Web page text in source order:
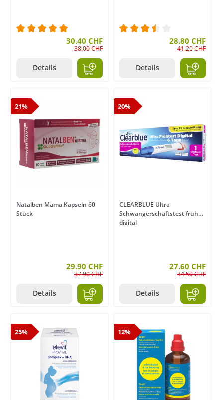
Durchschnittliche Bewertung von 5 von 5 Sternen
30.40 CHF
38.00 CHF
Details
Durchschnittliche
28.80 CHF
41.20 CHF
Details
21%
Natalben Mama Kapseln 60
Stück
29.90 CHF
37.90 CHF
Details
20%
CLEARBLUE Ultra
Schwangerschaftstest früh
digital
27.60 CHF
34.50 CHF
Details
25% 12%